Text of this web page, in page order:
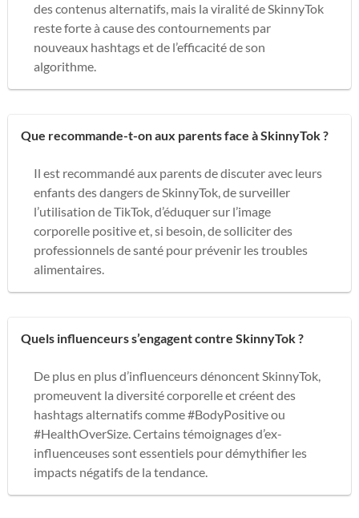
des contenus alternatifs, mais la viralité de SkinnyTok
reste forte à cause des contournements par
nouveaux hashtags et de l’efficacité de son
algorithme.
Que recommande-t-on aux parents face à SkinnyTok ?
Il est recommandé aux parents de discuter avec leurs
enfants des dangers de SkinnyTok, de surveiller
l’utilisation de TikTok, d’éduquer sur l’image
corporelle positive et, si besoin, de solliciter des
professionnels de santé pour prévenir les troubles
alimentaires.
Quels influenceurs s’engagent contre SkinnyTok ?
De plus en plus d’influenceurs dénoncent SkinnyTok,
promeuvent la diversité corporelle et créent des
hashtags alternatifs comme #BodyPositive ou
#HealthOverSize. Certains témoignages d’ex-
influenceuses sont essentiels pour démythifier les
impacts négatifs de la tendance.